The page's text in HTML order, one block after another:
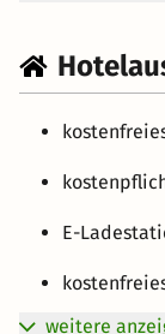
E-
weitere